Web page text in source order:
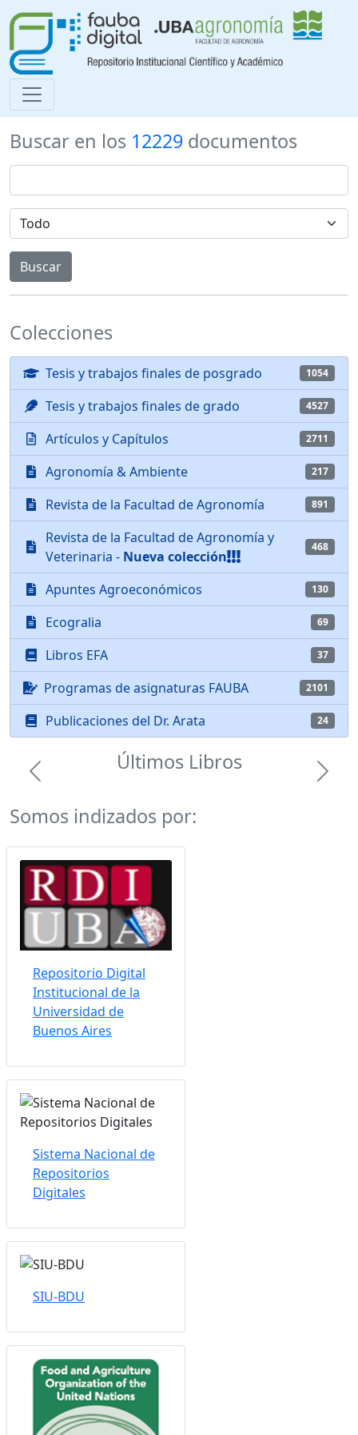
Buscar en los 12229 documentos
Colecciones
Tesis y trabajos finales de posgrado 1054
Tesis y trabajos finales de grado 4527
Artículos y Capítulos 2711
Agronomía & Ambiente 217
Revista de la Facultad de Agronomía 891
Revista de la Facultad de Agronomía y
Veterinaria - Nueva colección
468
Apuntes Agroeconómicos 130
Ecogralia 69
Libros EFA 37
Programas de asignaturas FAUBA 2101
Publicaciones del Dr. Arata 24
Últimos Libros
Previous Next
Somos indizados por:
Repositorio Digital
Institucional de la
Universidad de
Buenos Aires
Sistema Nacional de
Repositorios
Digitales
SIU-BDU